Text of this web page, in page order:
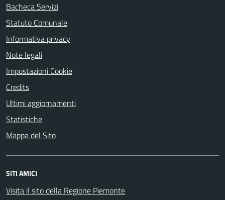
Bacheca Servizi
Statuto Comunale
Informativa privacy
Note legali
Impostazioni Cookie
Credits
Ultimi aggiornamenti
Statistiche
Mappa del Sito
SITI AMICI
Visita il sito della Regione Piemonte